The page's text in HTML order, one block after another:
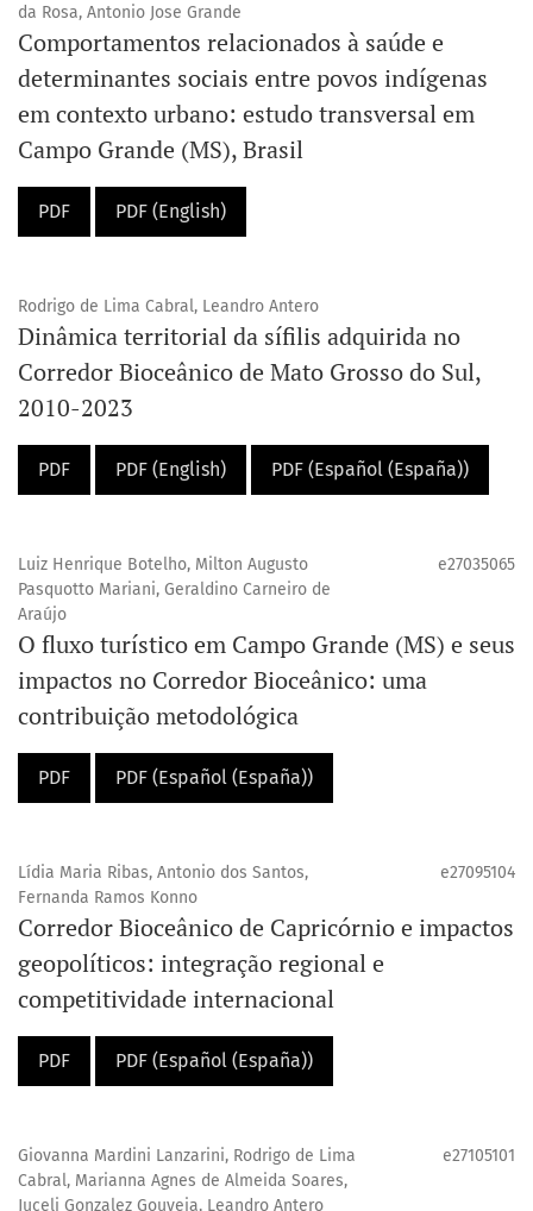
da Rosa, Antonio Jose Grande
Comportamentos relacionados à saúde e
determinantes sociais entre povos indígenas
em contexto urbano: estudo transversal em
Campo Grande (MS), Brasil
PDF PDF (English)
Rodrigo de Lima Cabral, Leandro Antero
Dinâmica territorial da sífilis adquirida no
Corredor Bioceânico de Mato Grosso do Sul,
2010-2023
PDF PDF (English) PDF (Español (España))
Luiz Henrique Botelho, Milton Augusto
Pasquotto Mariani, Geraldino Carneiro de
Araújo
e27035065
O fluxo turístico em Campo Grande (MS) e seus
impactos no Corredor Bioceânico: uma
contribuição metodológica
PDF PDF (Español (España))
Lídia Maria Ribas, Antonio dos Santos,
Fernanda Ramos Konno
e27095104
Corredor Bioceânico de Capricórnio e impactos
geopolíticos: integração regional e
competitividade internacional
PDF PDF (Español (España))
Giovanna Mardini Lanzarini, Rodrigo de Lima
Cabral, Marianna Agnes de Almeida Soares,
Juceli Gonzalez Gouveia, Leandro Antero
e27105101